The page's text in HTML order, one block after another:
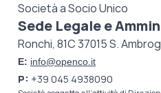
Società a Socio Unico
Sede Legale e
Ronchi, 81C 37015 S.
E: info@openco.it
P: +39 045 4938090